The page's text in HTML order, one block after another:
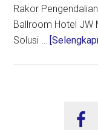
Rakor
Ballroom Hotel JW
Solusi …
Sidebar